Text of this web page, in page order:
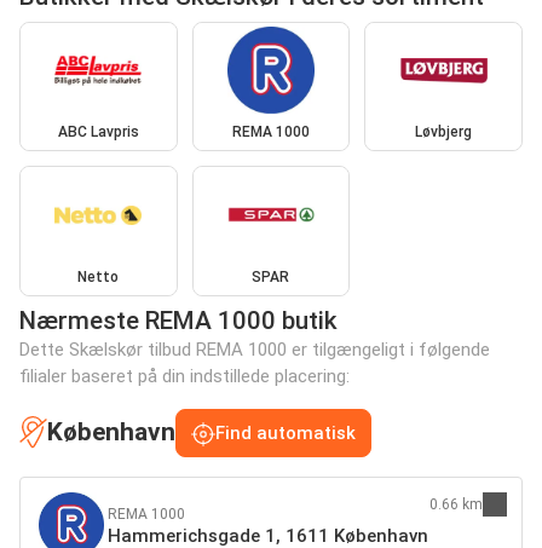
ABC Lavpris REMA 1000 Løvbjerg
Netto SPAR
Nærmeste REMA 1000 butik
Dette Skælskør tilbud REMA 1000 er tilgængeligt i følgende
filialer baseret på din indstillede placering:
København Find automatisk
REMA 1000
Hammerichsgade 1, 1611 København
0.66 km